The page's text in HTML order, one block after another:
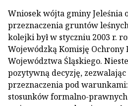
Wniosek wójta gminy Jeleśnia
przeznaczenia gruntów
kolejki był w styczniu 2003 r.
Wojewódzką Komisję Ochrony
Województwa Śląskiego.
pozytywną decyzję, zezwalając
przeznaczenia pod
stosunków formalno-